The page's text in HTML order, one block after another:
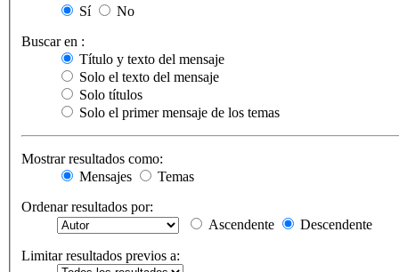
Sí
No
Buscar en :
Título y texto del mensaje
Solo el texto del mensaje
Solo títulos
Solo el primer mensaje de los temas
Mostrar resultados como:
Mensajes
Temas
Ordenar resultados por:
Ascendente
Descendente
Limitar resultados previos a: